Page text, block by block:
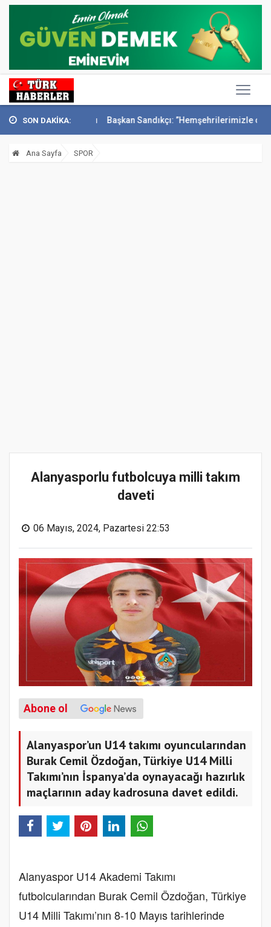
SON DAKİKA:
anıldı Başkan Sandıkçı: ”Hemşehrilerimizle olan güçl...
Ana Sayfa SPOR
Alanyasporlu futbolcuya milli takım
daveti
06 Mayıs, 2024, Pazartesi 22:53
Abone ol
Alanyaspor’un U14 takımı oyuncularından
Burak Cemil Özdoğan, Türkiye U14 Milli
Takımı’nın İspanya’da oynayacağı hazırlık
maçlarının aday kadrosuna davet edildi.
Alanyaspor U14 Akademi Takımı
futbolcularından Burak Cemil Özdoğan, Türkiye
U14 Milli Takımı’nın 8-10 Mayıs tarihlerinde